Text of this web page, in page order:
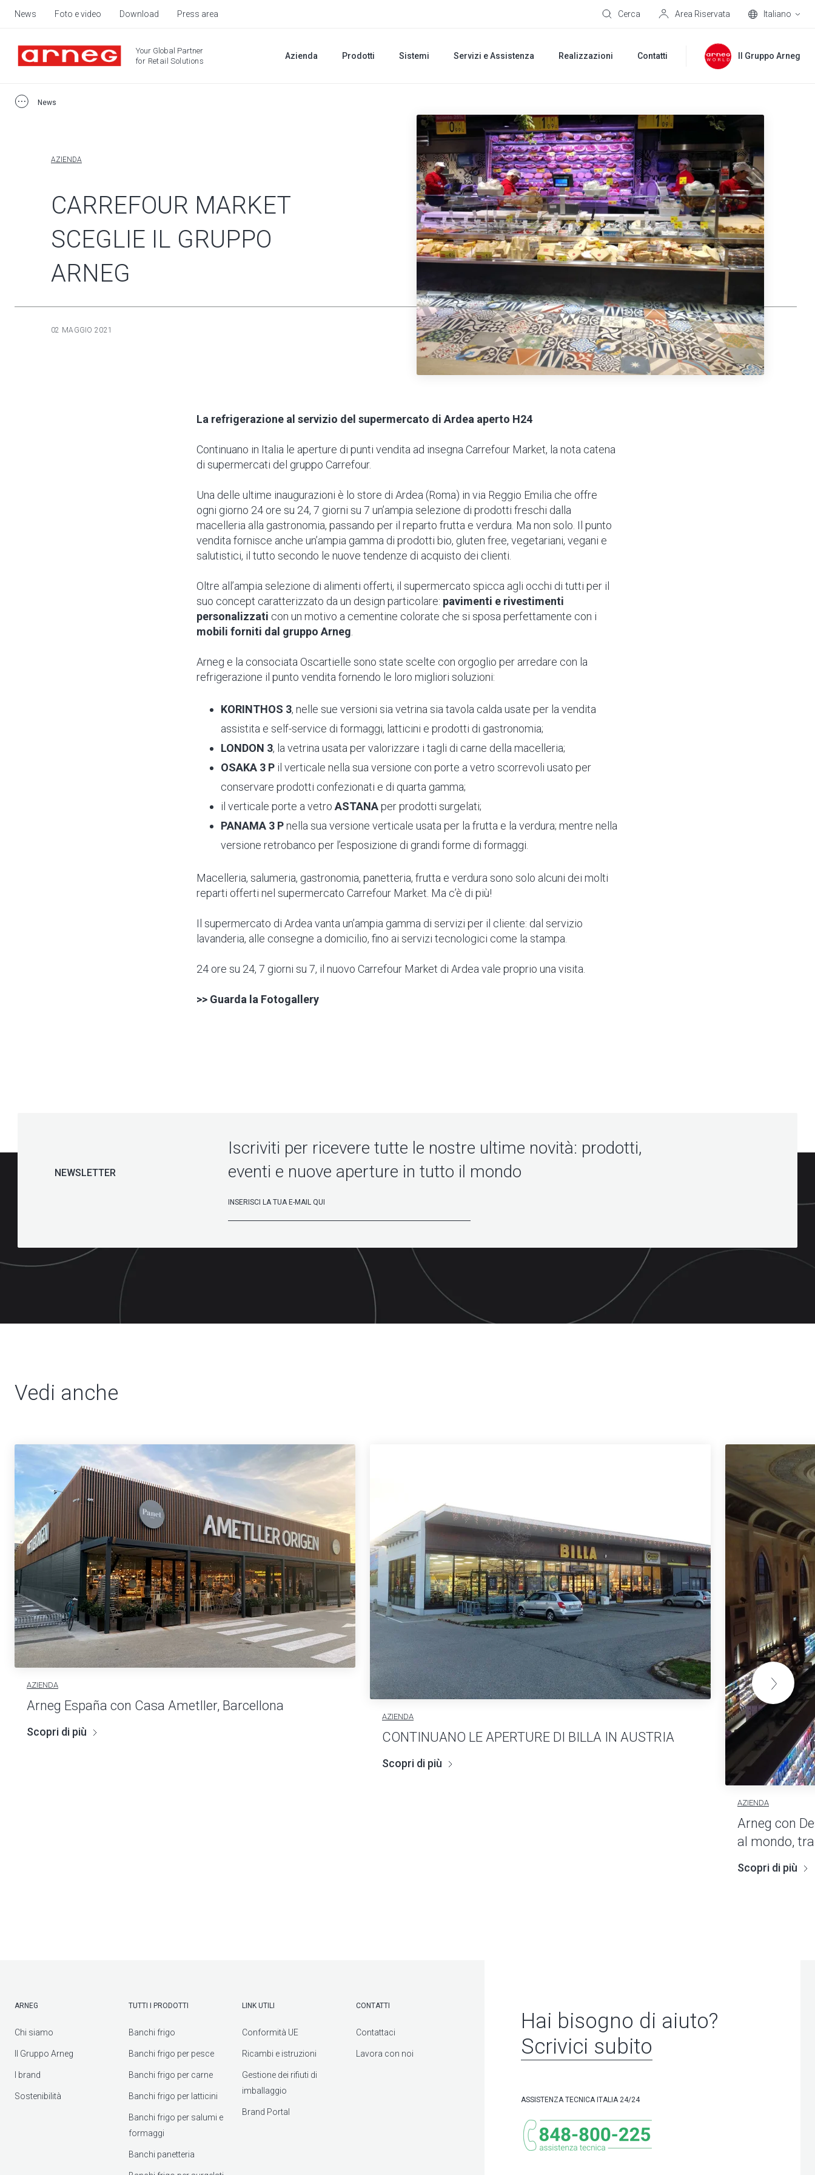
News Foto e video Download Press area Cerca Area Riservata Italiano
Your Global Partner
for Retail Solutions
Azienda Prodotti Sistemi Servizi e Assistenza Realizzazioni Contatti Il Gruppo Arneg
News
AZIENDA
CARREFOUR MARKET
SCEGLIE IL GRUPPO
ARNEG
02 MAGGIO 2021
La refrigerazione al servizio del supermercato di Ardea aperto H24
Continuano in Italia le aperture di punti vendita ad insegna Carrefour Market, la nota catena
di supermercati del gruppo Carrefour.
Una delle ultime inaugurazioni è lo store di Ardea (Roma) in via Reggio Emilia che offre
ogni giorno 24 ore su 24, 7 giorni su 7 un’ampia selezione di prodotti freschi dalla
macelleria alla gastronomia, passando per il reparto frutta e verdura. Ma non solo. Il punto
vendita fornisce anche un’ampia gamma di prodotti bio, gluten free, vegetariani, vegani e
salutistici, il tutto secondo le nuove tendenze di acquisto dei clienti.
Oltre all’ampia selezione di alimenti offerti, il supermercato spicca agli occhi di tutti per il
suo concept caratterizzato da un design particolare: pavimenti e rivestimenti
personalizzati con un motivo a cementine colorate che si sposa perfettamente con i
mobili forniti dal gruppo Arneg
Arneg e la consociata Oscartielle sono state scelte con orgoglio per arredare con la
refrigerazione il punto vendita fornendo le loro migliori soluzioni:
KORINTHOS 3, nelle sue versioni sia vetrina sia tavola calda usate per la vendita
assistita e self-service di formaggi, latticini e prodotti di gastronomia;
LONDON 3, la vetrina usata per valorizzare i tagli di carne della macelleria;
OSAKA 3 P il verticale nella sua versione con porte a vetro scorrevoli usato per
conservare prodotti confezionati e di quarta gamma;
il verticale porte a vetro ASTANAper prodotti surgelati;
PANAMA 3 Pnella sua versione verticale usata per la frutta e la verdura; mentre nella
versione retrobanco per l’esposizione di grandi forme di formaggi.
Macelleria, salumeria, gastronomia, panetteria, frutta e verdura sono solo alcuni dei molti
reparti offerti nel supermercato Carrefour Market. Ma c’è di più!
Il supermercato di Ardea vanta un’ampia gamma di servizi per il cliente: dal servizio
lavanderia, alle consegne a domicilio, fino ai servizi tecnologici come la stampa.
24 ore su 24, 7 giorni su 7, il nuovo Carrefour Market di Ardea vale proprio una visita.
>> Guarda la Fotogallery
NEWSLETTER
Iscriviti per ricevere tutte le nostre ultime novità: prodotti,
eventi e nuove aperture in tutto il mondo
Vedi anche
AZIENDA
Arneg España con Casa Ametller, Barcellona
Scopri di più
AZIENDA
CONTINUANO LE APERTURE DI BILLA IN AUSTRIA
Scopri di più
AZIENDA
Arneg con
al mondo,
Scopri di più
ARNEG
Chi siamo
Il Gruppo Arneg
I brand
Sostenibilità
TUTTI I PRODOTTI
Banchi frigo
Banchi frigo per pesce
Banchi frigo per carne
Banchi frigo per latticini
Banchi frigo per salumi e
formaggi
Banchi panetteria
LINK UTILI
Conformità UE
Ricambi e istruzioni
Gestione dei rifiuti di
imballaggio
Brand Portal
CONTATTI
Contattaci
Lavora con noi
Hai bisogno di aiuto?
Scrivici subito
ASSISTENZA TECNICA ITALIA 24/24